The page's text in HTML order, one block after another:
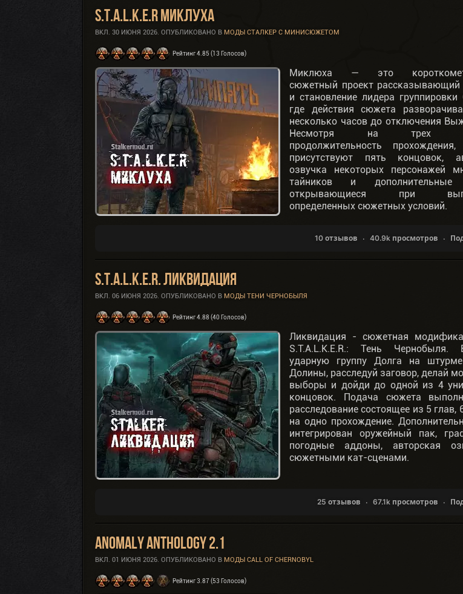
S.T.A.L.K.E.R Миклуха
ВКЛ. 30 ИЮНЯ 2026. ОПУБЛИКОВАНО В МОДЫ СТАЛКЕР С МИНИСЮЖЕТОМ
Рейтинг 4.85 (13 Голосов)
Миклюха — это
сюжетный проект рассказывающий
и становление лидера группировки
где действия сюжета
несколько часов до отключения
Несмотря на трех
продолжительность
присутствуют пять концовок,
озвучка некоторых персонажей
тайников и дополнительные
открывающиеся при
определенных сюжетных условий.
10 отзывов 40.9k просмотров
S.T.A.L.K.E.R. Ликвидация
ВКЛ. 06 ИЮНЯ 2026. ОПУБЛИКОВАНО В МОДЫ ТЕНИ ЧЕРНОБЫЛЯ
Рейтинг 4.88 (40 Голосов)
Ликвидация - сюжетная
S.T.A.L.K.E.R.: Тень Чернобыля.
ударную группу Долга на
Долины, расследуй заговор, делай
выборы и дойди до одной из 4
концовок. Подача сюжета
расследование состоящее из 5 глав,
на одно прохождение.
интегрирован оружейный пак,
погодные аддоны, авторская
сюжетными кат-сценами.
25 отзывов 67.1k просмотров
Anomaly Anthology 2.1
ВКЛ. 01 ИЮНЯ 2026. ОПУБЛИКОВАНО В МОДЫ CALL OF CHERNOBYL
Рейтинг 3.87 (53 Голосов)